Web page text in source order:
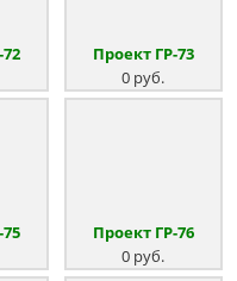
Проект ГР-73
0 руб.
Проект ГР-76
0 руб.